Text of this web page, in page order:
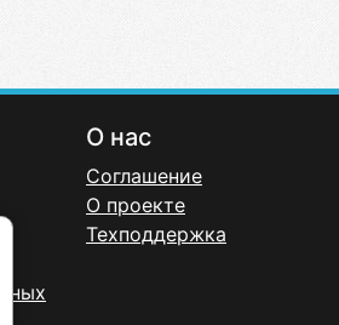
О нас
Соглашение
О проекте
Техподдержка